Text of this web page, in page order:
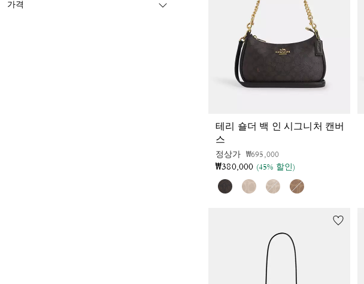
가격
테리 숄더 백 인 시그니처 캔버
스
정상가 가격 인하 전
₩695,000인하됨
₩380,000 (45% 할인)